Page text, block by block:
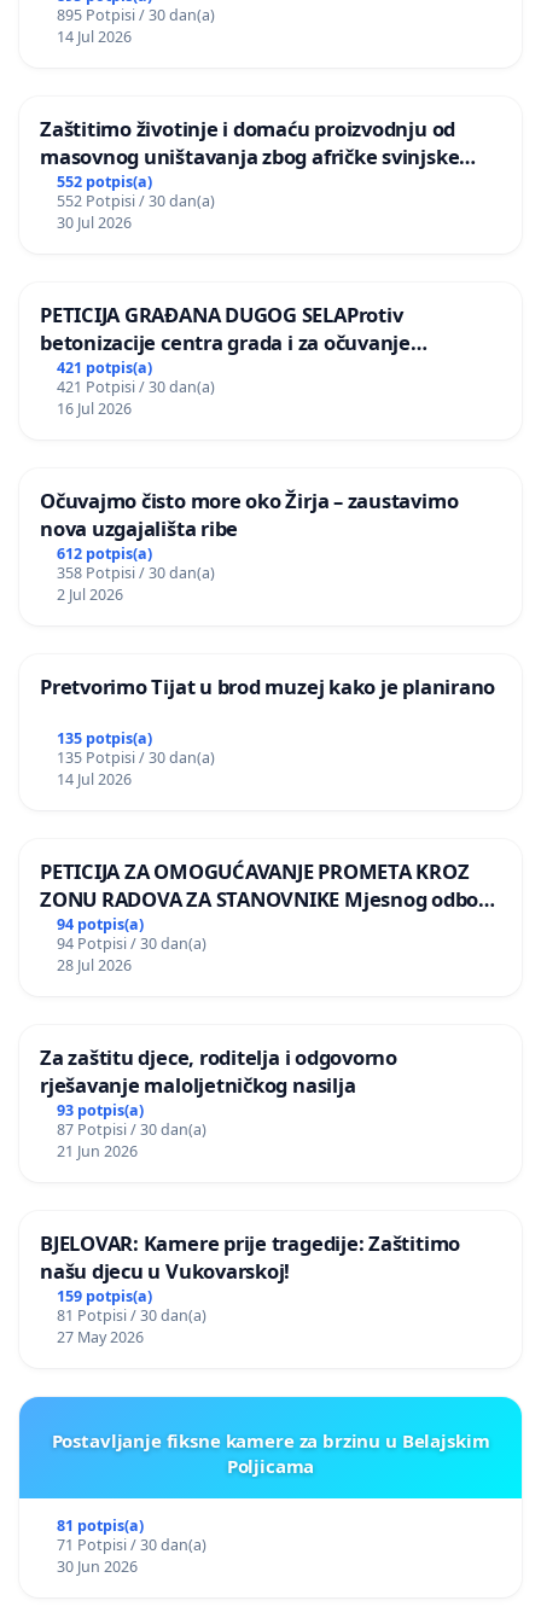
895 Potpisi / 30 dan(a)
14 Jul 2026
Zaštitimo životinje i domaću proizvodnju od
masovnog uništavanja zbog afričke svinjske
kuge
552 potpis(a)
552 Potpisi / 30 dan(a)
30 Jul 2026
PETICIJA GRAĐANA DUGOG SELAProtiv
betonizacije centra grada i za očuvanje
postojećih zelenih površina i odraslih stabala pri
donošenju izmjena urbanističkog plana
421 potpis(a)
421 Potpisi / 30 dan(a)
16 Jul 2026
Očuvajmo čisto more oko Žirja – zaustavimo
nova uzgajališta ribe
612 potpis(a)
358 Potpisi / 30 dan(a)
2 Jul 2026
Pretvorimo Tijat u brod muzej kako je planirano
135 potpis(a)
135 Potpisi / 30 dan(a)
14 Jul 2026
PETICIJA ZA OMOGUĆAVANJE PROMETA KROZ
ZONU RADOVA ZA STANOVNIKE Mjesnog odbora
Kamensko i Lemić Brdo
94 potpis(a)
94 Potpisi / 30 dan(a)
28 Jul 2026
Za zaštitu djece, roditelja i odgovorno
rješavanje maloljetničkog nasilja
93 potpis(a)
87 Potpisi / 30 dan(a)
21 Jun 2026
BJELOVAR: Kamere prije tragedije: Zaštitimo
našu djecu u Vukovarskoj!
159 potpis(a)
81 Potpisi / 30 dan(a)
27 May 2026
Postavljanje fiksne kamere za brzinu u Belajskim
Poljicama
81 potpis(a)
71 Potpisi / 30 dan(a)
30 Jun 2026